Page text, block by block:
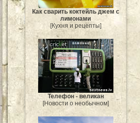
Как сварить коктейль джем с
лимонами
[Кухня и рецепты]
Телефон - великан
[Новости о необычном]